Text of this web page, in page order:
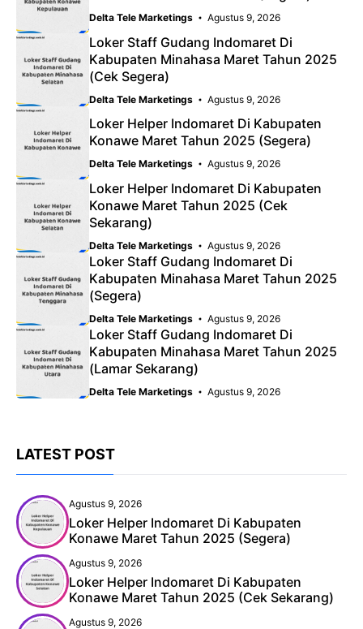
Delta Tele Marketings Agustus 9, 2026
Loker Staff Gudang Indomaret Di
Kabupaten Minahasa Maret Tahun 2025
(Cek Segera)
Delta Tele Marketings Agustus 9, 2026
Loker Helper Indomaret Di Kabupaten
Konawe Maret Tahun 2025 (Segera)
Delta Tele Marketings Agustus 9, 2026
Loker Helper Indomaret Di Kabupaten
Konawe Maret Tahun 2025 (Cek
Sekarang)
Delta Tele Marketings Agustus 9, 2026
Loker Staff Gudang Indomaret Di
Kabupaten Minahasa Maret Tahun 2025
(Segera)
Delta Tele Marketings Agustus 9, 2026
Loker Staff Gudang Indomaret Di
Kabupaten Minahasa Maret Tahun 2025
(Lamar Sekarang)
Delta Tele Marketings Agustus 9, 2026
LATEST POST
Agustus 9, 2026
Loker Helper Indomaret Di Kabupaten
Konawe Maret Tahun 2025 (Segera)
Agustus 9, 2026
Loker Helper Indomaret Di Kabupaten
Konawe Maret Tahun 2025 (Cek Sekarang)
Agustus 9, 2026